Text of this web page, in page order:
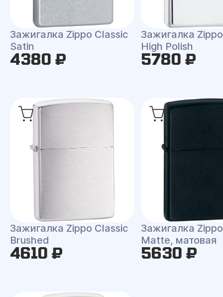
Зажигалка Zippo Classic
Satin
4380 ₽
Зажигалка
High Polish
5780 ₽
Зажигалка Zippo Classic
Brushed
4610 ₽
Зажигалка
Matte, матовая
5630 ₽